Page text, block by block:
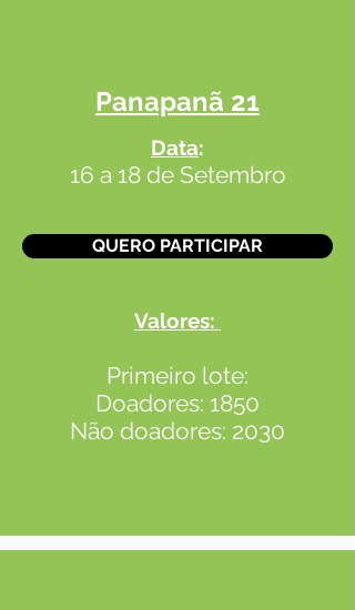
Panapanã 21
Data:
16 a 18 de Setembro
QUERO PARTICIPAR
Valores:
Primeiro lote:
Doadores: 1850
Não doadores: 2030